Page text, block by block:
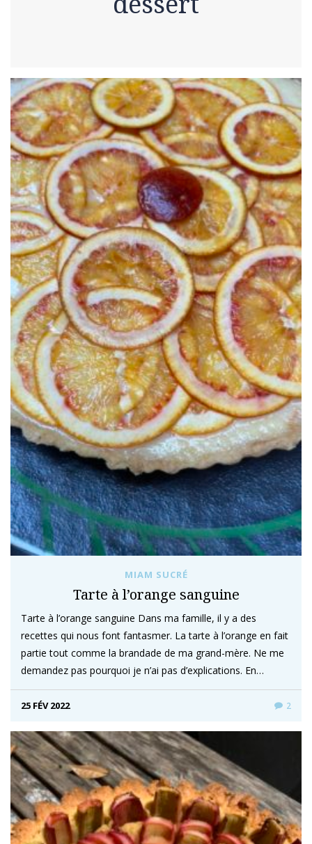
MIAM SUCRÉ
Tarte à l’orange sanguine
Tarte à l’orange sanguine Dans ma famille, il y a des
recettes qui nous font fantasmer. La tarte à l’orange en fait
partie tout comme la brandade de ma grand-mère. Ne me
demandez pas pourquoi je n’ai pas d’explications. En…
25 FÉV 2022 2